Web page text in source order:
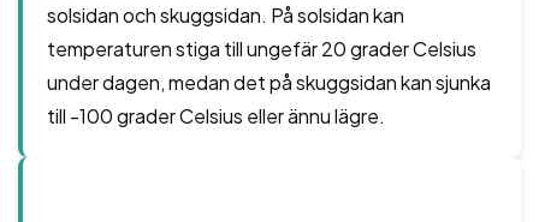
solsidan och skuggsidan. På solsidan kan
temperaturen stiga till ungefär 20 grader Celsius
under dagen, medan det på skuggsidan kan sjunka
till -100 grader Celsius eller ännu lägre.